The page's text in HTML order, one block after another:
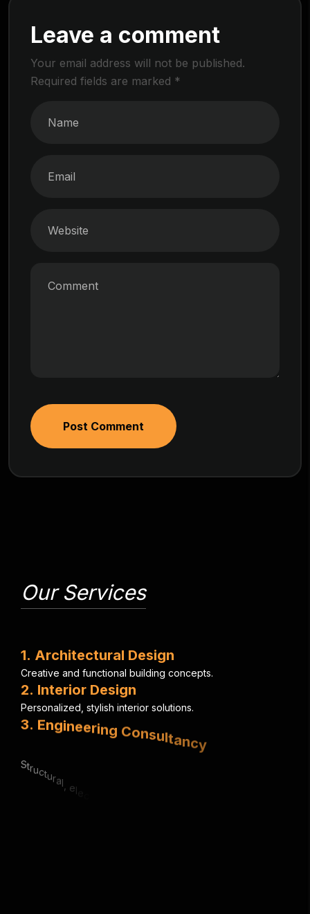
Leave a comment
Your email address will not be published.
Required fields are marked *
Post Comment
Our Services
1. Architectural Design
Creative and functional building concepts.
2. Interior Design
Personalized stylish interior solutions.
3. Engineering C
n c a ex per
Urban